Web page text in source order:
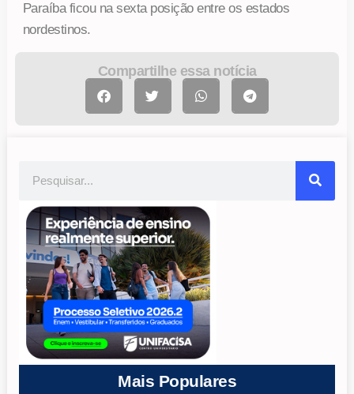
Paraíba ficou na sexta posição entre os estados
nordestinos.
Compartilhe essa notícia
Mais Populares